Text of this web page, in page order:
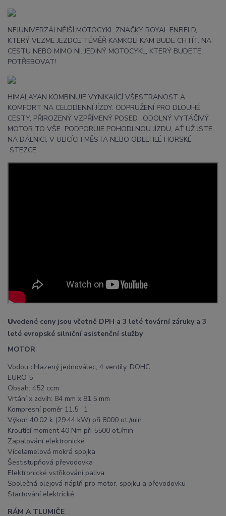
NEJUNIVERZÁLNĚJŠÍ MOTOCYKL ZNAČKY ROYAL ENFIELD,
KTERÝ VEZME JEZDCE TÉMĚŘ KAMKOLI KAM BUDE CHTÍT. NA
CESTU NEBO MIMO NI. JEDINÝ MOTOCYKL, KTERÝ BUDETE
POTŘEBOVAT!
HIMALAYAN KOMBINUJE VYNIKAJÍCÍ VŠESTRANOST A
KOMFORT NA CELODENNÍ JÍZDY. ODPRUŽENÍ PRO DLOUHÉ
CESTY, PŘIROZENÝ VZPŘÍMENÝ POSED, ODOLNÝ VYTÁČIVÝ
MOTOR TO VŠE PODPORUJE POHODLNOU JÍZDU, AŤ UŽ JSTE
NA DÁLNICI, V ULICÍCH MĚSTA NEBO ODLEHLÉ HORSKÉ
STEZCE.
Uvedené ceny jsou včetně DPH a 3 leté tovární záruky a 3
leté evropské silniční asistenční služby
MOTOR
Vodou chlazený jednoválec, 4 ventily, DOHC
EURO 5
Obsah: 452 ccm
Vrtání x zdvih: 84 mm x 81.5 mm
Kompresní poměr 11.5 : 1
Výkon 40.02 k (29.44 kW) při 8000 ot./min
Kroutící moment 40 Nm při 5500 ot./min
Zapalování elektronické
Vícelamelová mokrá spojka
Šestistupňová převodovka
Elektronické vstřikování paliva
Společná olejová náplň pro motor, spojku a převodovku
Startování elektrické
RÁM A TLUMIČE